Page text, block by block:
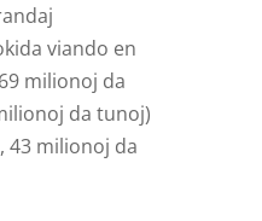
viando en
milionoj da
da tunoj)
43 milionoj da